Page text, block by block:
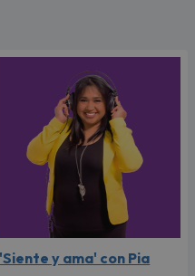
'Siente y ama' con Pia